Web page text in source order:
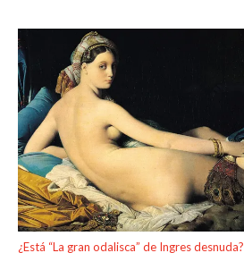
¿Está “La gran odalisca” de Ingres desnuda?